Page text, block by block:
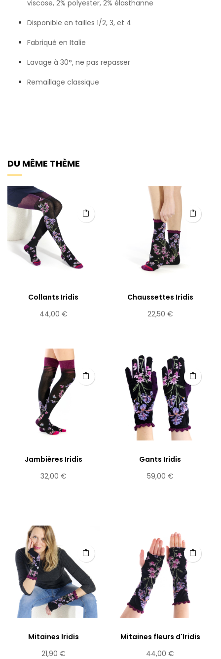
viscose, 2% polyester, 2% élasthanne
Disponible en tailles 1/2, 3, et 4
Fabriqué en Italie
Lavage à 30°, ne pas repasser
Remaillage classique
DU MÊME THÈME
Collants Iridis
Prix
44,00 €
Chaussettes Iridis
Prix
22,50 €
Jambières Iridis
Prix
32,00 €
Gants Iridis
Prix
59,00 €
Mitaines Iridis
Prix
21,90 €
Mitaines fleurs d'Iridis
Prix
44,00 €